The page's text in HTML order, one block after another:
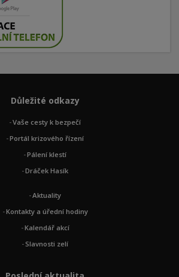
Důležité odkazy
Vaše cesty k bezpečí
Portál krizového řízení
Pálení klestí
Dráček Hasík
Aktuality
Kontakty a úřední hodiny
Kalendář akcí
Slavnosti zelí